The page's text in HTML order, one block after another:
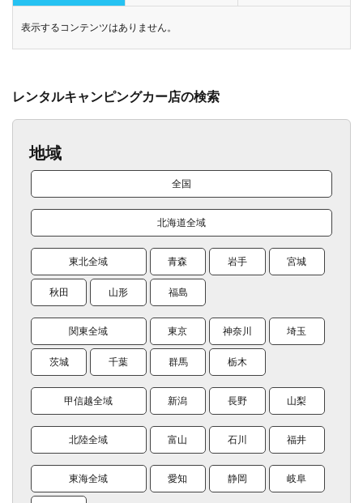
表示するコンテンツはありません。
レンタルキャンピングカー店の検索
地域
全国
北海道全域
東北全域 青森 岩手 宮城
秋田 山形 福島
関東全域 東京 神奈川 埼玉
茨城 千葉 群馬 栃木
甲信越全域 新潟 長野 山梨
北陸全域 富山 石川 福井
東海全域 愛知 静岡 岐阜